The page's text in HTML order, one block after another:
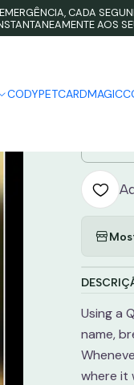
CODYPETCARDMAGIC
CADA
AOS
CODYPET -
Using a
name,
where it